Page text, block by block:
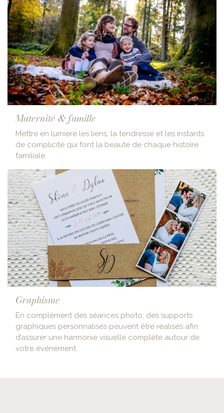
Maternité & famille
Mettre en lumière les liens, la tendresse et les instants
de complicité qui font la beauté de chaque histoire
familiale.
Graphisme
En complément des séances photo, des supports
graphiques personnalisés peuvent être réalisés afin
d’assurer une harmonie visuelle complète autour de
votre événement.